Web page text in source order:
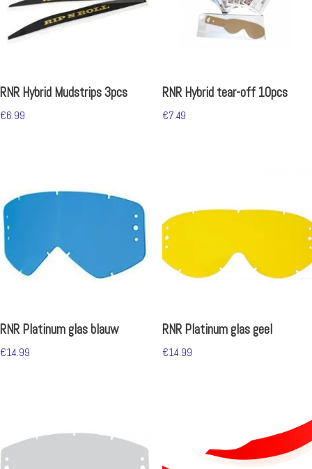
RNR Hybrid Mudstrips 3pcs
€6.99
RNR Hybrid tear-off 10pcs
€7.49
RNR Platinum glas blauw
€14.99
RNR Platinum glas geel
€14.99